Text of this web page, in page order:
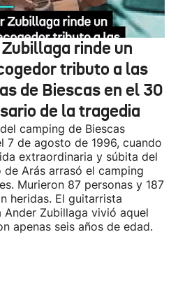
rinde un
tributo a las
de Biescas en el 30
de la tragedia
camping de Biescas
7 de agosto de 1996, cuando
extraordinaria y súbita del
de Arás arrasó el camping
Murieron 87 personas y 187
heridas. El guitarrista
Ander Zubillaga vivió aquel
apenas seis años de edad.